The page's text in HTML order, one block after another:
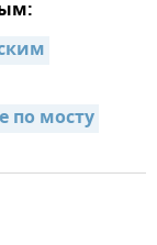
по мосту